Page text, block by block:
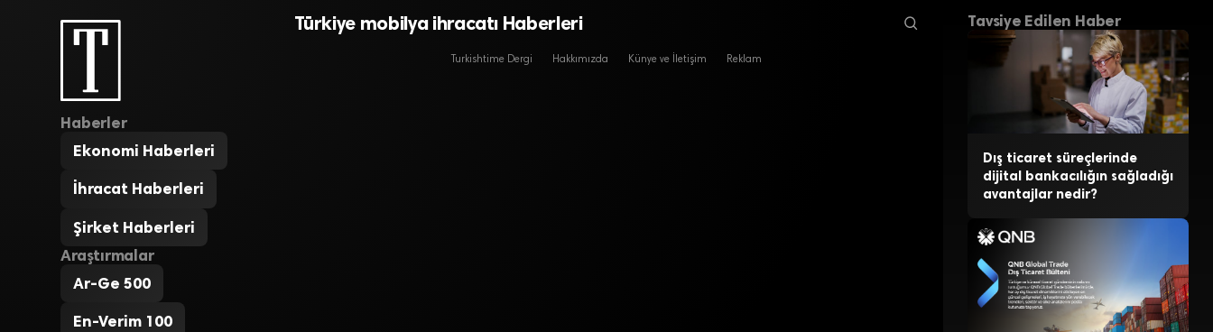
Haberler
Ekonomi Haberleri
İhracat Haberleri
Şirket Haberleri
Araştırmalar
Ar-Ge 500
En-Verim 100
Türkiye mobilya ihracatı Haberleri
Turkishtime Dergi Hakkımızda Künye ve İletişim Reklam
Tavsiye Edilen Haber
Dış ticaret süreçlerinde
dijital bankacılığın sağladığı
avantajlar nedir?